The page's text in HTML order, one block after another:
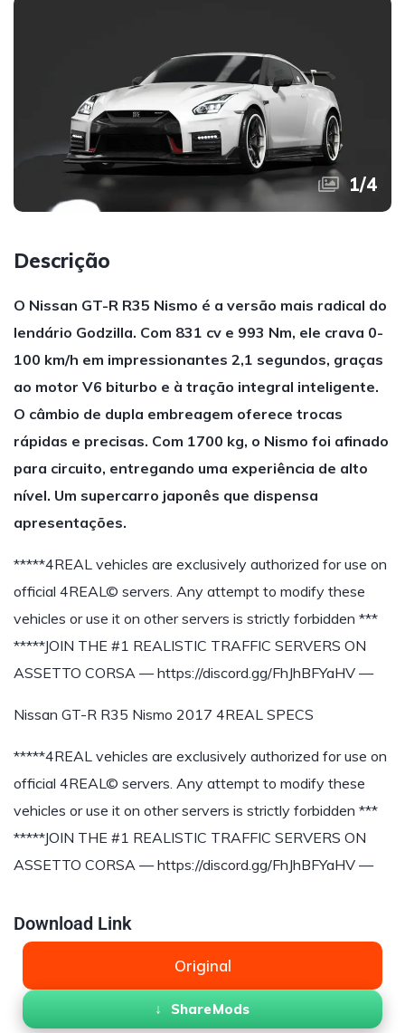
1/4
Descrição
O Nissan GT-R R35 Nismo é a versão mais radical do
lendário Godzilla. Com 831 cv e 993 Nm, ele crava 0-
100 km/h em impressionantes 2,1 segundos, graças
ao motor V6 biturbo e à tração integral inteligente.
O câmbio de dupla embreagem oferece trocas
rápidas e precisas. Com 1700 kg, o Nismo foi afinado
para circuito, entregando uma experiência de alto
nível. Um supercarro japonês que dispensa
apresentações.
*****4REAL vehicles are exclusively authorized for use on
official 4REAL© servers. Any attempt to modify these
vehicles or use it on other servers is strictly forbidden ***
*****JOIN THE #1 REALISTIC TRAFFIC SERVERS ON
ASSETTO CORSA — https://discord.gg/FhJhBFYaHV —
Nissan GT-R R35 Nismo 2017 4REAL SPECS
*****4REAL vehicles are exclusively authorized for use on
official 4REAL© servers. Any attempt to modify these
vehicles or use it on other servers is strictly forbidden ***
*****JOIN THE #1 REALISTIC TRAFFIC SERVERS ON
ASSETTO CORSA — https://discord.gg/FhJhBFYaHV —
Download Link
Original
ShareMods